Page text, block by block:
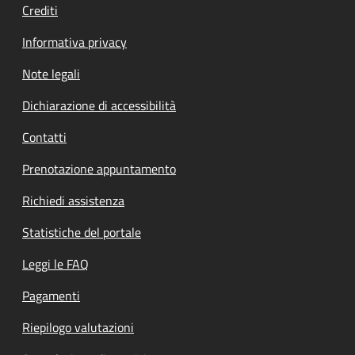
Crediti
Informativa privacy
Note legali
Dichiarazione di accessibilità
Contatti
Prenotazione appuntamento
Richiedi assistenza
Statistiche del portale
Leggi le FAQ
Pagamenti
Riepilogo valutazioni